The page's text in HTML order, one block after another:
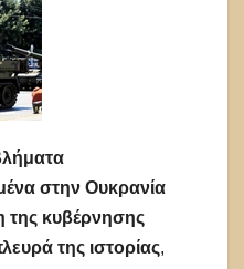
στην Ουκρανία
κυβέρνησης
της ιστορίας,